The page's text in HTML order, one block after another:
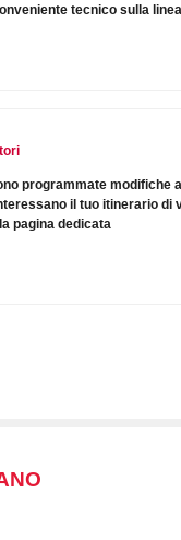
tecnico sulla linea
programmate modifiche
il tuo itinerario di
pagina dedicata